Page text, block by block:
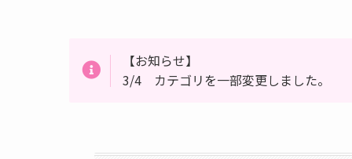
【お知らせ】
3/4 カテゴリを一部変更しました。